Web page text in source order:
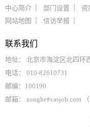
中心简介 部门设置 资
网站地图
信访举报
联系我们
地址： 北京市海淀区北四环
电话： 010-82610731
邮编：100190
邮箱： zonghe#casjob.com